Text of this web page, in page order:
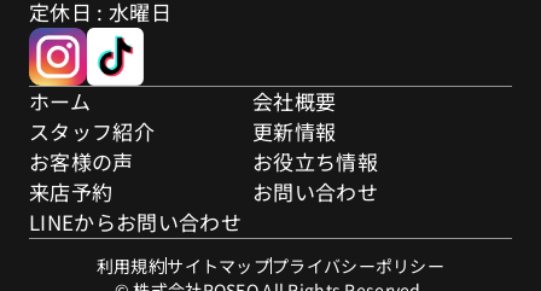
定休日 : 水曜日
ホーム
会社概要
スタッフ紹介
更新情報
お客様の声
お役立ち情報
来店予約
お問い合わせ
LINEからお問い合わせ
利用規約サイトマッププライバシーポリシー